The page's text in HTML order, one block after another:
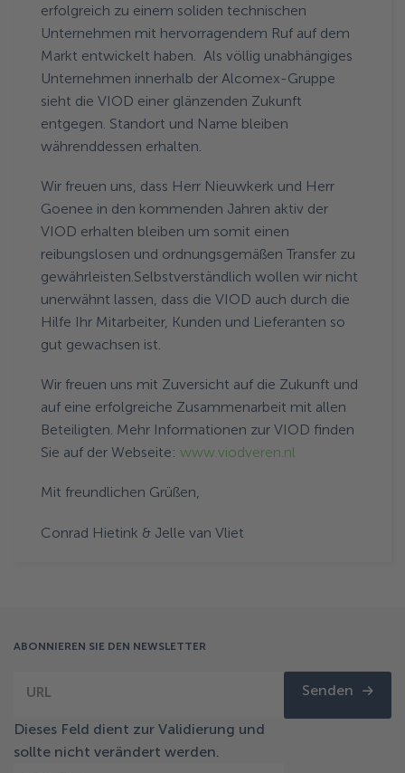
erfolgreich zu einem soliden technischen
Unternehmen mit hervorragendem Ruf auf dem
Markt entwickelt haben. Als völlig unabhängiges
Unternehmen innerhalb der Alcomex-Gruppe
sieht die VIOD einer glänzenden Zukunft
entgegen. Standort und Name bleiben
währenddessen erhalten.
Wir freuen uns, dass Herr Nieuwkerk und Herr
Goenee in den kommenden Jahren aktiv der
VIOD erhalten bleiben um somit einen
reibungslosen und ordnungsgemäßen Transfer zu
gewährleisten.Selbstverständlich wollen wir nicht
unerwähnt lassen, dass die VIOD auch durch die
Hilfe Ihr Mitarbeiter, Kunden und Lieferanten so
gut gewachsen ist.
Wir freuen uns mit Zuversicht auf die Zukunft und
auf eine erfolgreiche Zusammenarbeit mit allen
Beteiligten. Mehr Informationen zur VIOD finden
Sie auf der Webseite: www.viodveren.nl
Mit freundlichen Grüßen,
Conrad Hietink & Jelle van Vliet
ABONNIEREN SIE DEN NEWSLETTER
URL
Dieses Feld dient zur Validierung und
sollte nicht verändert werden.
Senden